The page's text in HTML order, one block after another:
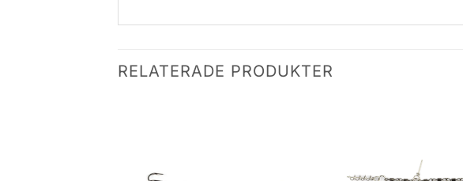
RELATERADE PRODUKTER